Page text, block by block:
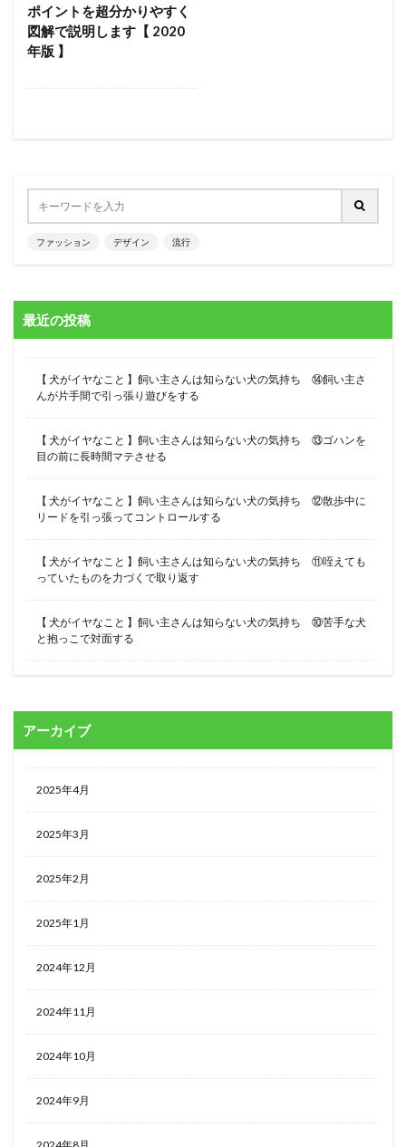
ポイントを超分かりやすく
図解で説明します【 2020
年版 】
ファッション デザイン 流行
最近の投稿
【 犬がイヤなこと 】飼い主さんは知らない犬の気持ち ⑭飼い主さ
んが片手間で引っ張り遊びをする
【 犬がイヤなこと 】飼い主さんは知らない犬の気持ち ⑬ゴハンを
目の前に長時間マテさせる
【 犬がイヤなこと 】飼い主さんは知らない犬の気持ち ⑫散歩中に
リードを引っ張ってコントロールする
【 犬がイヤなこと 】飼い主さんは知らない犬の気持ち ⑪咥えても
っていたものを力づくで取り返す
【 犬がイヤなこと 】飼い主さんは知らない犬の気持ち ⑩苦手な犬
と抱っこで対面する
アーカイブ
2025年4月
2025年3月
2025年2月
2025年1月
2024年12月
2024年11月
2024年10月
2024年9月